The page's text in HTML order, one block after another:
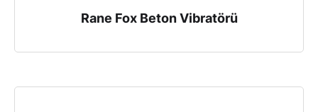
Rane Fox Beton Vibratörü